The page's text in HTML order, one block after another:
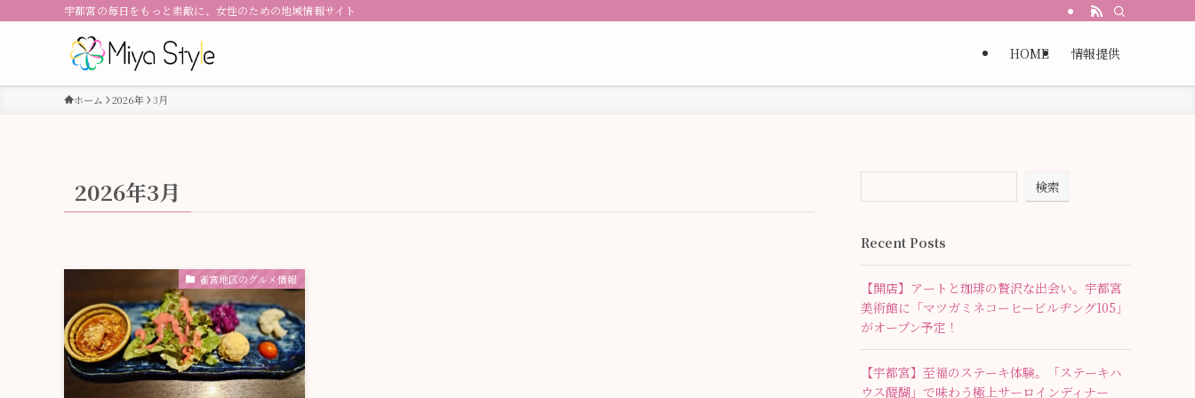
宇都宮の毎日をもっと素敵に、女性のための地域情報サイト
HOME 情報提供
ホーム 2026年 3月
2026年3月
雀宮地区のグルメ情報
検索
Recent Posts
【開店】アートと珈琲の贅沢な出会い。宇都宮
美術館に「マツガミネコーヒービルヂング105」
がオープン予定！
【宇都宮】至福のステーキ体験。「ステーキハ
ウス醍醐」で味わう極上サーロインディナー